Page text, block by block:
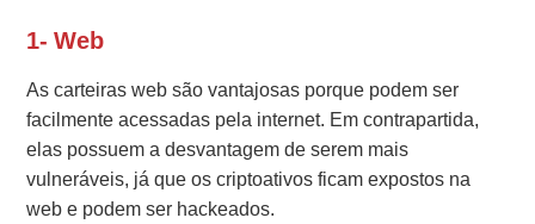
1- Web
As carteiras web são vantajosas porque podem ser
facilmente acessadas pela internet. Em contrapartida,
elas possuem a desvantagem de serem mais
vulneráveis, já que os criptoativos ficam expostos na
web e podem ser hackeados.